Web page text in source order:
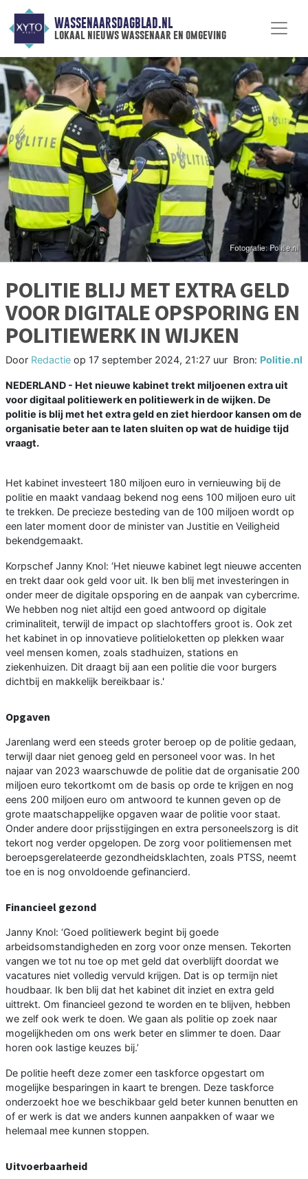
WASSENAARSDAGBLAD.NL
lokaal nieuws wassenaar en omgeving
POLITIE BLIJ MET EXTRA GELD
VOOR DIGITALE OPSPORING EN
POLITIEWERK IN WIJKEN
Door Redactie op 17 september 2024, 21:27 uur Bron: Politie.nl
NEDERLAND - Het nieuwe kabinet trekt miljoenen extra uit
voor digitaal politiewerk en politiewerk in de wijken. De
politie is blij met het extra geld en ziet hierdoor kansen om de
organisatie beter aan te laten sluiten op wat de huidige tijd
vraagt.
Het kabinet investeert 180 miljoen euro in vernieuwing bij de
politie en maakt vandaag bekend nog eens 100 miljoen euro uit
te trekken. De precieze besteding van de 100 miljoen wordt op
een later moment door de minister van Justitie en Veiligheid
bekendgemaakt.
Korpschef Janny Knol: ‘Het nieuwe kabinet legt nieuwe accenten
en trekt daar ook geld voor uit. Ik ben blij met investeringen in
onder meer de digitale opsporing en de aanpak van cybercrime.
We hebben nog niet altijd een goed antwoord op digitale
criminaliteit, terwijl de impact op slachtoffers groot is. Ook zet
het kabinet in op innovatieve politieloketten op plekken waar
veel mensen komen, zoals stadhuizen, stations en
ziekenhuizen. Dit draagt bij aan een politie die voor burgers
dichtbij en makkelijk bereikbaar is.'
Opgaven
Jarenlang werd een steeds groter beroep op de politie gedaan,
terwijl daar niet genoeg geld en personeel voor was. In het
najaar van 2023 waarschuwde de politie dat de organisatie 200
miljoen euro tekortkomt om de basis op orde te krijgen en nog
eens 200 miljoen euro om antwoord te kunnen geven op de
grote maatschappelijke opgaven waar de politie voor staat.
Onder andere door prijsstijgingen en extra personeelszorg is dit
tekort nog verder opgelopen. De zorg voor politiemensen met
beroepsgerelateerde gezondheidsklachten, zoals PTSS, neemt
toe en is nog onvoldoende gefinancierd.
Financieel gezond
Janny Knol: ‘Goed politiewerk begint bij goede
arbeidsomstandigheden en zorg voor onze mensen. Tekorten
vangen we tot nu toe op met geld dat overblijft doordat we
vacatures niet volledig vervuld krijgen. Dat is op termijn niet
houdbaar. Ik ben blij dat het kabinet dit inziet en extra geld
uittrekt. Om financieel gezond te worden en te blijven, hebben
we zelf ook werk te doen. We gaan als politie op zoek naar
mogelijkheden om ons werk beter en slimmer te doen. Daar
horen ook lastige keuzes bij.’
De politie heeft deze zomer een taskforce opgestart om
mogelijke besparingen in kaart te brengen. Deze taskforce
onderzoekt hoe we beschikbaar geld beter kunnen benutten en
of er werk is dat we anders kunnen aanpakken of waar we
helemaal mee kunnen stoppen.
Uitvoerbaarheid